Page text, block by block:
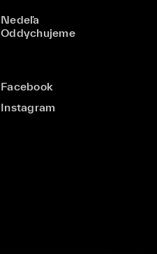
Nedeľa
Oddychujeme
Facebook
Instagram